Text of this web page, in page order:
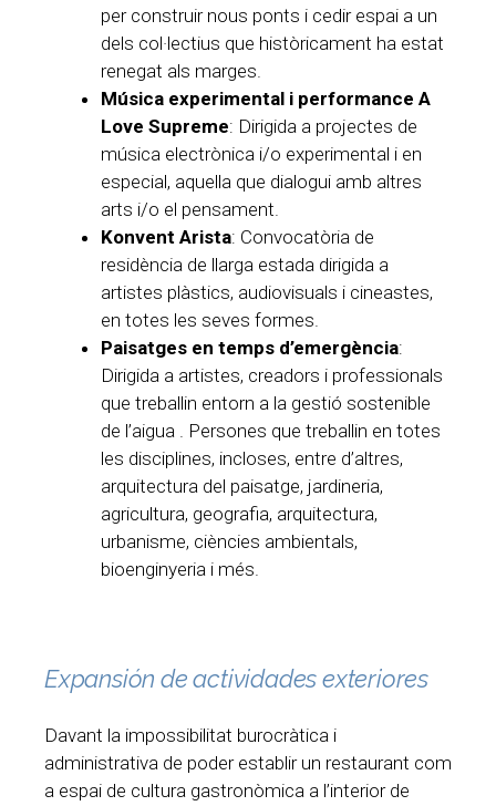
per construir nous ponts i cedir espai a un
dels col·lectius que històricament ha estat
renegat als marges.
Música experimental i performance A
Love Supreme: Dirigida a projectes de
música electrònica i/o experimental i en
especial, aquella que dialogui amb altres
arts i/o el pensament.
Konvent Arista: Convocatòria de
residència de llarga estada dirigida a
artistes plàstics, audiovisuals i cineastes,
en totes les seves formes.
Paisatges en temps d’emergència:
Dirigida a artistes, creadors i professionals
que treballin entorn a la gestió sostenible
de l’aigua . Persones que treballin en totes
les disciplines, incloses, entre d’altres,
arquitectura del paisatge, jardineria,
agricultura, geografia, arquitectura,
urbanisme, ciències ambientals,
bioenginyeria i més.
Expansión de actividades exteriores
Davant la impossibilitat burocràtica i
administrativa de poder establir un restaurant com
a espai de cultura gastronòmica a l’interior de